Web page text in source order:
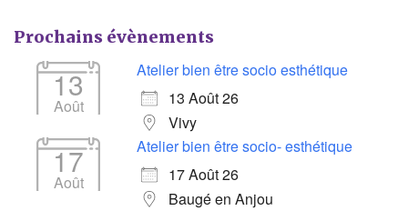
Prochains évènements
13
Août
Atelier bien être socio esthétique
13 Août 26
Vivy
17
Août
Atelier bien être socio- esthétique
17 Août 26
Baugé en Anjou